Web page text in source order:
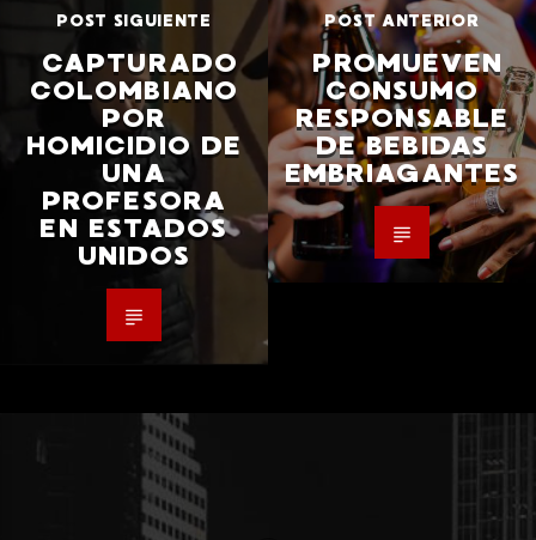
POST SIGUIENTE
CAPTURADO
COLOMBIANO
POR
HOMICIDIO DE
UNA
PROFESORA
EN ESTADOS
UNIDOS
POST ANTERIOR
PROMUEVEN
CONSUMO
RESPONSABLE
DE BEBIDAS
EMBRIAGANTES